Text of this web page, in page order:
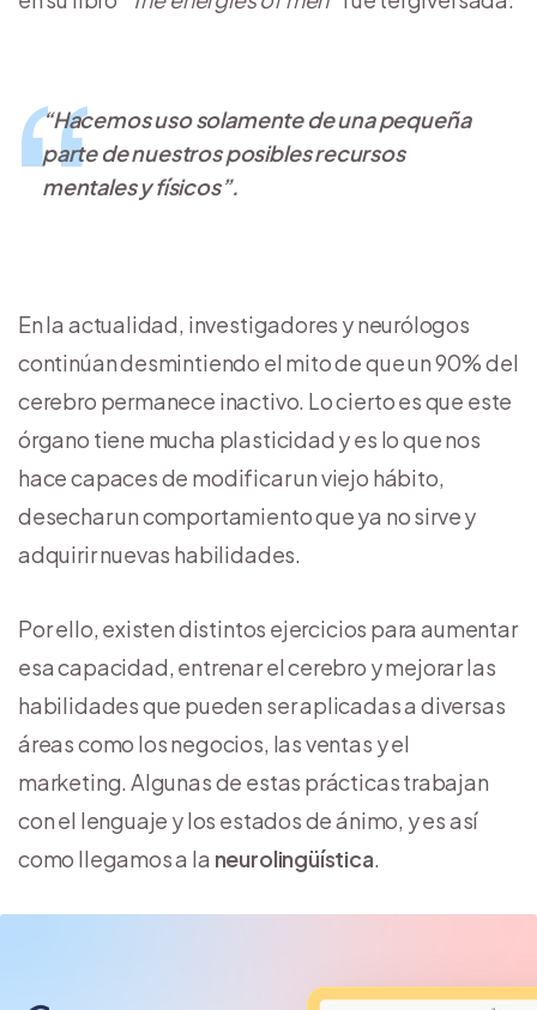
“Hacemos uso solamente de una pequeña
parte de nuestros posibles recursos
mentales y físicos”.
En la actualidad, investigadores y neurólogos
continúan desmintiendo el mito de que un 90% del
cerebro permanece inactivo. Lo cierto es que este
órgano tiene mucha plasticidad y es lo que nos
hace capaces de modificar un viejo hábito,
desechar un comportamiento que ya no sirve y
adquirir nuevas habilidades.
Por ello, existen distintos ejercicios para aumentar
esa capacidad, entrenar el cerebro y mejorar las
habilidades que pueden ser aplicadas a diversas
áreas como los negocios, las ventas y el
marketing. Algunas de estas prácticas trabajan
con el lenguaje y los estados de ánimo, y es así
como llegamos a la neurolingüística.